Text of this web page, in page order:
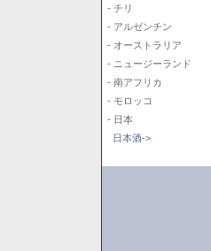
- チリ
- アルゼンチン
- オーストラリア
- ニュージーランド
- 南アフリカ
- モロッコ
- 日本
日本酒->